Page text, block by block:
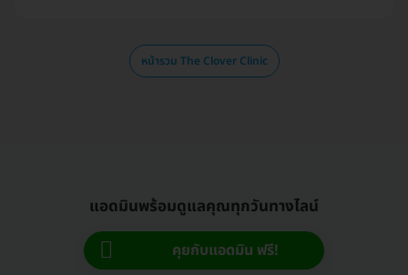
หน้ารวม The Clover Clinic
แอดมินพร้อมดูแลคุณทุกวันทางไลน์
คุยกับแอดมิน ฟรี!